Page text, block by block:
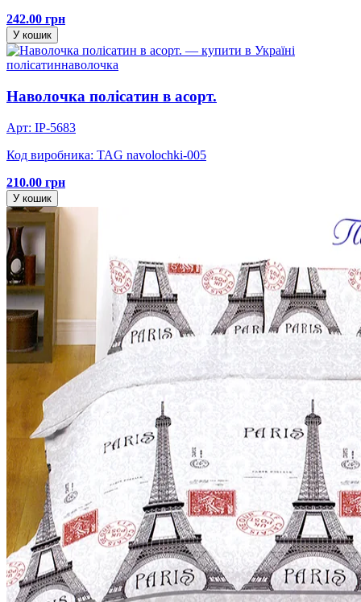
242.00 грн
У кошик
полісатиннаволочка
Наволочка полісатин в асорт.
Арт: IP-5683
Код виробника: TAG navolochki-005
210.00 грн
У кошик